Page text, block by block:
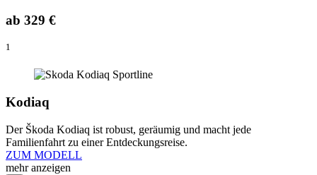
ab 329 €
1
Kodiaq
Der Škoda Kodiaq ist robust, geräumig und macht jede
Familienfahrt zu einer Entdeckungsreise.
ZUM MODELL
mehr anzeigen